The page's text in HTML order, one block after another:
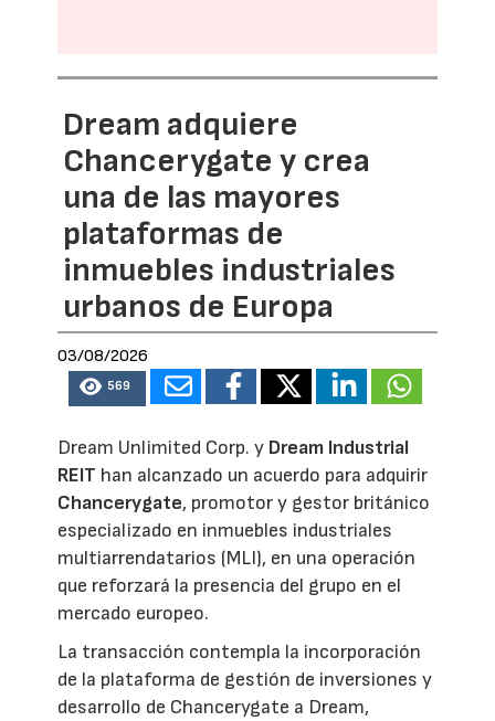
Dream adquiere
Chancerygate y crea
una de las mayores
plataformas de
inmuebles industriales
urbanos de Europa
03/08/2026
569
Dream Unlimited Corp. y Dream Industrial
REIT han alcanzado un acuerdo para adquirir
Chancerygate, promotor y gestor británico
especializado en inmuebles industriales
multiarrendatarios (MLI), en una operación
que reforzará la presencia del grupo en el
mercado europeo.
La transacción contempla la incorporación
de la plataforma de gestión de inversiones y
desarrollo de Chancerygate a Dream,